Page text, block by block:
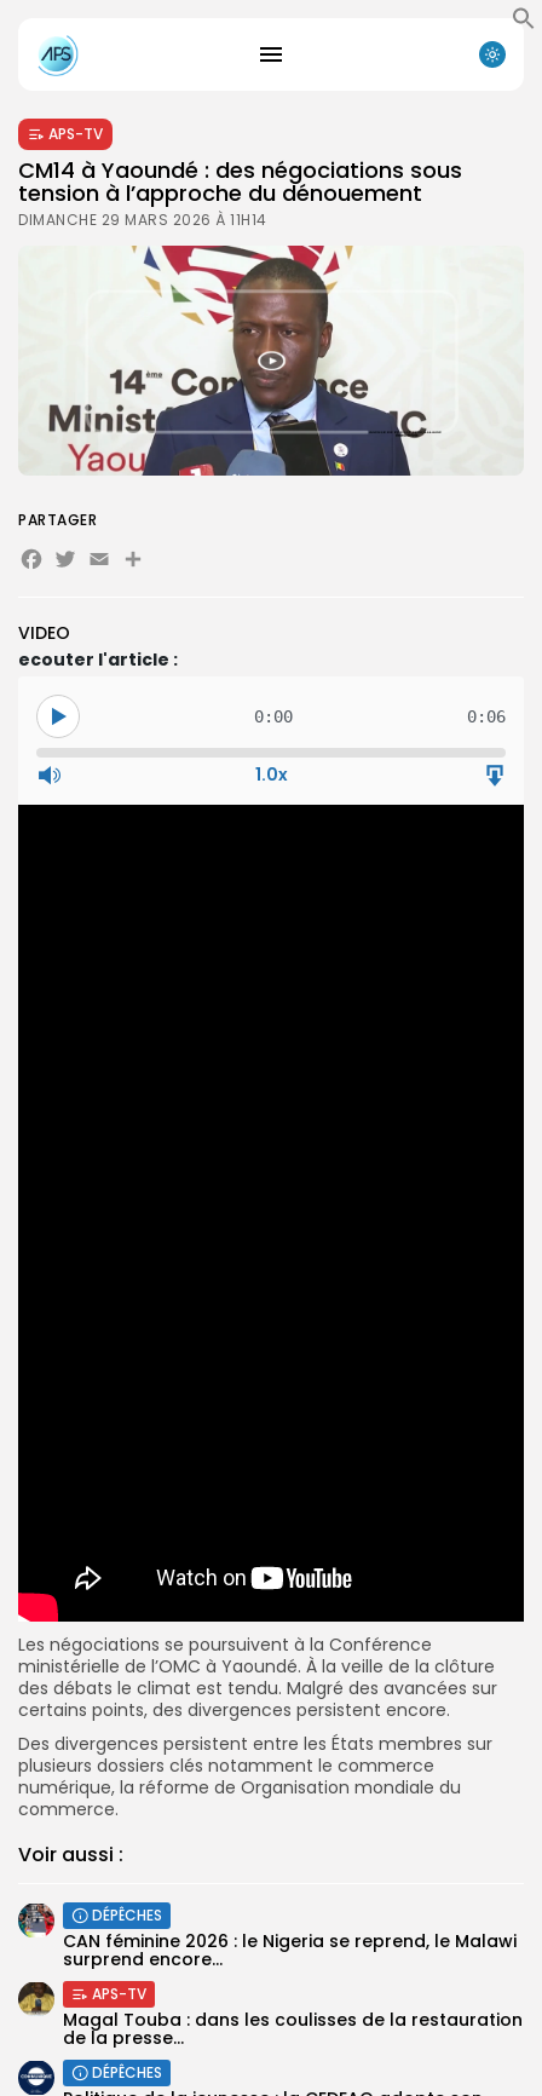
APS-TV
CM14 à Yaoundé : des négociations sous
tension à l’approche du dénouement
DIMANCHE 29 MARS 2026 À 11H14
VIDEO
ecouter l'article :
0:00 0:06
1.0x
Les négociations se poursuivent à la Conférence
ministérielle de l’OMC à Yaoundé. À la veille de la clôture
des débats le climat est tendu. Malgré des avancées sur
certains points, des divergences persistent encore.
Des divergences persistent entre les États membres sur
plusieurs dossiers clés notamment le commerce
numérique, la réforme de Organisation mondiale du
commerce.
Voir aussi :
DÉPÊCHES
‎CAN féminine 2026 : le Nigeria se reprend, le Malawi
surprend encore...
APS-TV
Magal Touba : dans les coulisses de la restauration
de la presse...
DÉPÊCHES
PARTAGER
Facebook
Twitter
EmailPartager